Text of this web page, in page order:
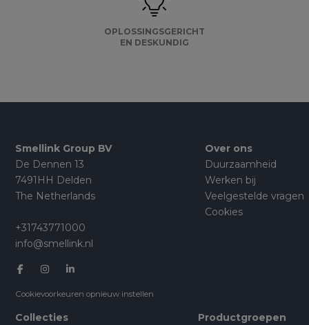
OPLOSSINGSGERICHT
EN DESKUNDIG
Smellink Group BV
De Dennen 13
7491HH Delden
The Netherlands
+31743771000
info@smellink.nl
Cookievoorkeuren opnieuw instellen
Over ons
Duurzaamheid
Werken bij
Veelgestelde vragen
Cookies
Collecties
Productgroepen